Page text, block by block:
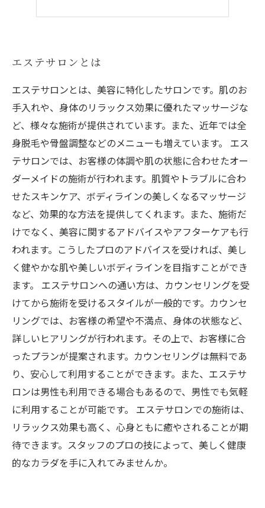
エステサロンとは
エステサロンとは、美容に特化したサロンです。肌のお
手入れや、身体のリラックス効果に優れたマッサージな
ど、様々な施術が提供されています。また、近年では全
身脱毛や骨盤調整などのメニューも増えています。 エス
テサロンでは、お客様の体調や肌の状態に合わせたオー
ダーメイドの施術が行われます。肌質やトラブルに合わ
せたスキンケア、ボディラインの美しくなるマッサージ
など、効果的な方法を提供してくれます。また、施術だ
けでなく、美容に関するアドバイスやアフターケアも行
われます。こうしたプロのアドバイスを受ければ、美し
く健やかな肌や美しいボディラインを目指すことができ
ます。 エステサロンへの通い方は、カウンセリングを受
けてから施術を受けるスタイルが一般的です。カウンセ
リングでは、お客様の希望や不満点、身体の状態など、
詳しいヒアリングが行われます。その上で、お客様に合
ったプランが提案されます。カウンセリングは無料であ
り、安心して利用することができます。また、エステサ
ロンは男性も利用できる場合もあるので、男性でも気軽
に利用することが可能です。 エステサロンでの施術は、
リラックス効果も高く、心身ともに癒やされることが期
待できます。スタッフのプロの技によって、美しく健康
的なカラダを手に入れてみませんか。